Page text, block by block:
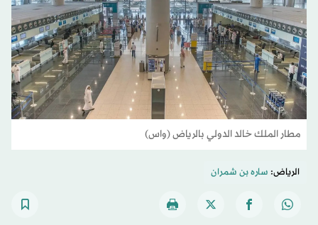
مطار الملك خالد الدولي بالرياض (واس)
الرياض: ساره بن شمران